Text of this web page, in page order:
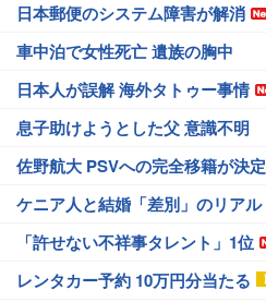
日本郵便のシステム障害が解消
車中泊で女性死亡 遺族の胸中
日本人が誤解 海外タトゥー事情
息子助けようとした父 意識不明
佐野航大 PSVへの完全移籍が決定
ケニア人と結婚「差別」のリアル
「許せない不祥事タレント」1位
レンタカー予約 10万円分当たる